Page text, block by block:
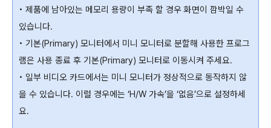
• 제품에 남아있는 메모리 용량이 부족 할 경우 화면이 깜박일 수
있습니다.
• 기본(Primary) 모니터에서 미니 모니터로 분할해 사용한 프로그
램은 사용 종료 후 기본(Primary) 모니터로 이동시켜 주세요.
• 일부 비디오 카드에서는 미니 모니터가 정상적으로 동작하지 않
을 수 있습니다. 이럴 경우에는 ‘H/W 가속’을 ‘없음’으로 설정하세
요.